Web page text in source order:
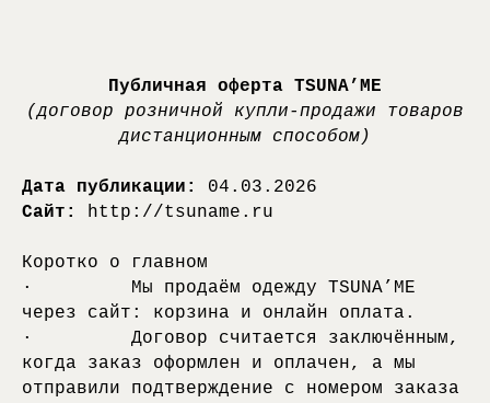
Публичная оферта TSUNA’ME
(договор розничной купли-продажи товаров
дистанционным способом)
Дата публикации: 04.03.2026
Сайт: http://tsuname.ru
Коротко о главном
· Мы продаём одежду TSUNA’ME
через сайт: корзина и онлайн оплата.
· Договор считается заключённым,
когда заказ оформлен и оплачен, а мы
отправили подтверждение с номером заказа